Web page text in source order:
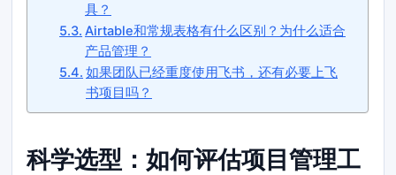
具？
Airtable和常规表格有什么区别？为什么适合
产品管理？
如果团队已经重度使用飞书，还有必要上飞
书项目吗？
科学选型：如何评估项目管理工